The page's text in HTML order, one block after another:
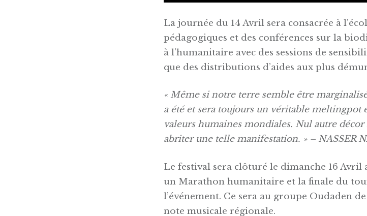
La journée du 14 Avril sera consacrée à
pédagogiques et des conférences sur la
à l’humanitaire avec des sessions de
que des distributions d’aides aux plus
« Même si notre terre semble être
a été et sera toujours un véritable meltingpot
valeurs humaines mondiales. Nul autre décor
abriter une telle manifestation. » – NASSER
Le festival sera clôturé le dimanche 16 Avril
un Marathon humanitaire et la finale du
l’événement. Ce sera au groupe Oudaden
note musicale régionale.